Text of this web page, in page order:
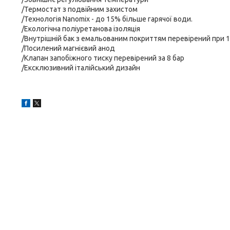
/Термостат з подвійним захистом
/Технологія Nanomix - до 15% більше гарячої води.
/Екологічна поліуретанова ізоляція
/Внутрішній бак з емальованим покриттям перевірений при
/Посилений магнієвий анод
/Клапан запобіжного тиску перевірений за 8 бар
/Ексклюзивний італійський дизайн